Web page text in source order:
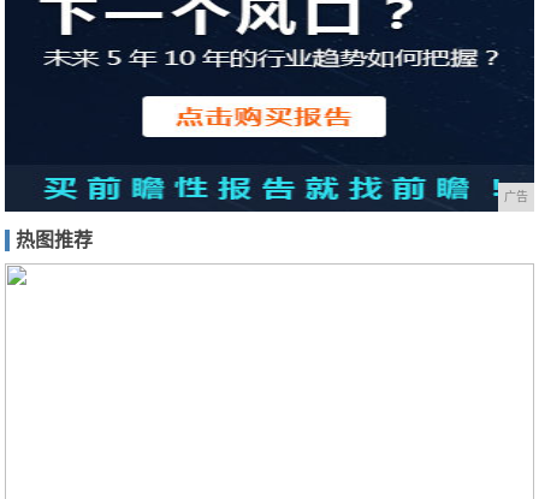
广告
热图推荐